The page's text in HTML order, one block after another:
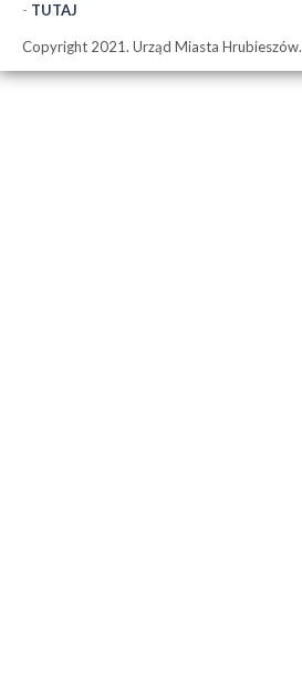
- TUTAJ
Copyright 2021. Urząd Miasta Hrubieszów.